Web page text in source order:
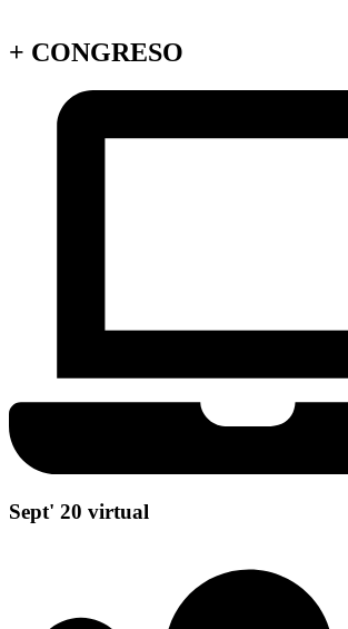
+ CONGRESO
Sept' 20 virtual